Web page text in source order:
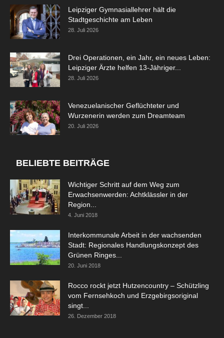
Leipziger Gymnasiallehrer hält die
Stadtgeschichte am Leben
28. Juli 2026
Drei Operationen, ein Jahr, ein neues Leben:
Leipziger Ärzte helfen 13-Jähriger...
28. Juli 2026
Venezuelanischer Geflüchteter und
Wurzenerin werden zum Dreamteam
20. Juli 2026
BELIEBTE BEITRÄGE
Wichtiger Schritt auf dem Weg zum
Erwachsenwerden: Achtklässler in der
Region...
4. Juni 2018
Interkommunale Arbeit in der wachsenden
Stadt: Regionales Handlungskonzept des
Grünen Ringes...
20. Juni 2018
Rocco rockt jetzt Hutzencountry – Schützling
vom Fernsehkoch und Erzgebirgsoriginal
singt...
26. Dezember 2018